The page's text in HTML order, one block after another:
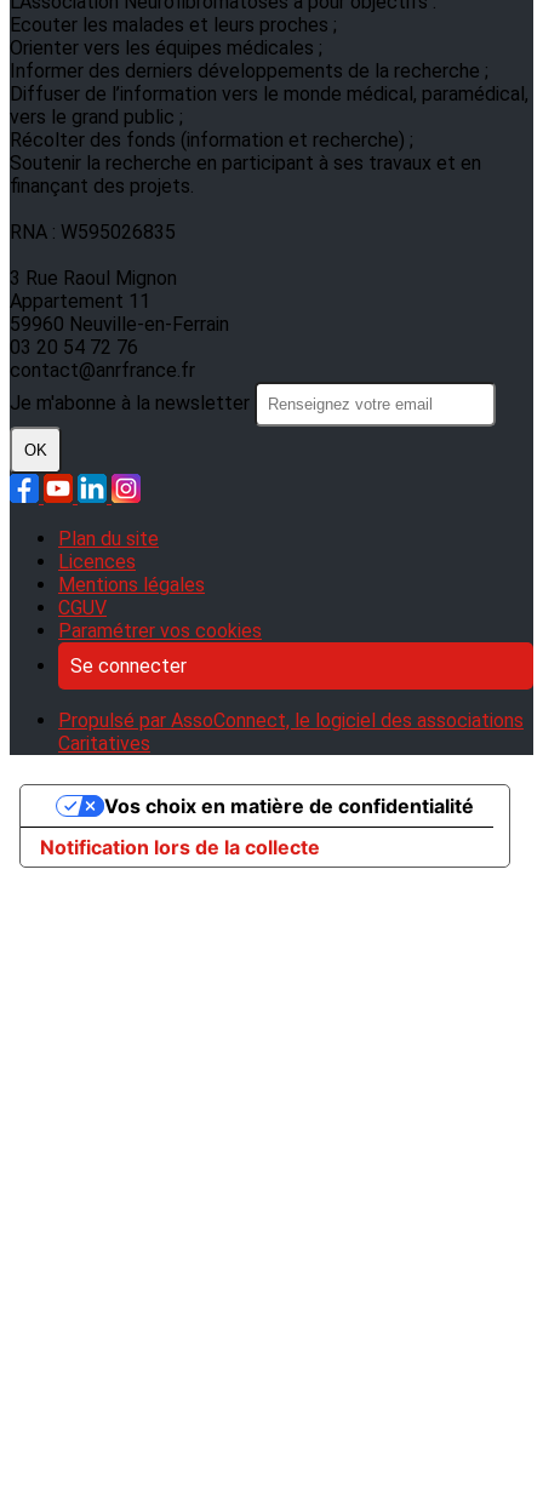
Ecouter les malades et leurs proches ;
Orienter vers les équipes médicales ;
Informer des derniers développements de la recherche ;
Diffuser de l’information vers le monde médical, paramédical,
vers le grand public ;
Récolter des fonds (information et recherche) ;
Soutenir la recherche en participant à ses travaux et en
finançant des projets.
RNA : W595026835
3 Rue Raoul Mignon
Appartement 11
59960 Neuville-en-Ferrain
03 20 54 72 76
contact@anrfrance.fr
Je m'abonne à la newsletter
OK
Plan du site
Licences
Mentions légales
CGUV
Paramétrer vos cookies
Se connecter
Propulsé par AssoConnect, le logiciel des associations
Caritatives
Notification lors de la collecte
Vos choix en matière de confidentialité